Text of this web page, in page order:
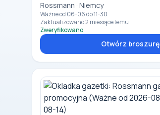
Rossmann · Niemcy
Ważne od 06-06 do 11-30
Zaktualizowano 2 miesiące temu
Zweryfikowano
Otwórz broszurę